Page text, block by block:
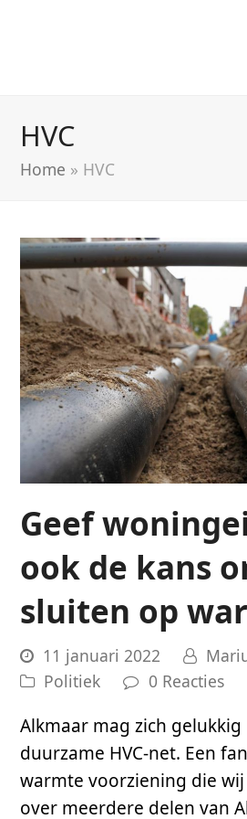
HVC
Home » HVC
Geef
ook de kans
sluiten op
11 januari 2022
Politiek
0 Reacties
Alkmaar mag zich
duurzame HVC-net. Een
warmte voorziening die
over meerdere delen van